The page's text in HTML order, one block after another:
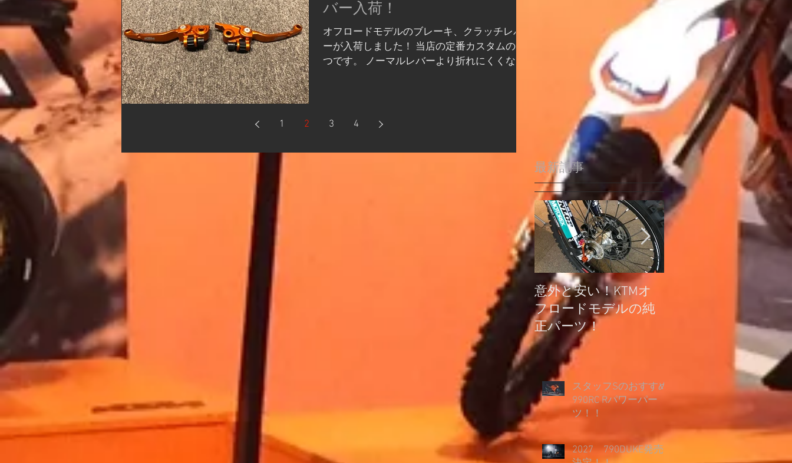
バー入荷！
オフロードモデルのブレーキ、クラッチレバ
ーが入荷しました！ 当店の定番カスタムの1
つです。 ノーマルレバーより折れにくくなり
備部品として１ついかがでし...
1 2 3 4
最新記事
意外と安い！KTMオ
フロードモデルの純
正パーツ！
スタッフSのおすすめ
990RC Rパワーパー
ツ！！
2027 790DUKE発売